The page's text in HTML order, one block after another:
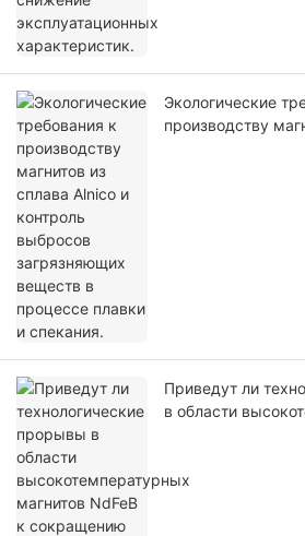
Экологические
производству
Приведут ли
в области
магнитов Alnico?